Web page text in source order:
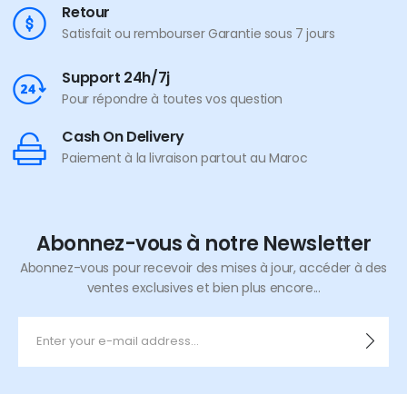
Retour
Satisfait ou rembourser Garantie sous 7 jours
Support 24h/7j
Pour répondre à toutes vos question
Cash On Delivery
Paiement à la livraison partout au Maroc
Abonnez-vous à notre Newsletter
Abonnez-vous pour recevoir des mises à jour, accéder à des
ventes exclusives et bien plus encore...